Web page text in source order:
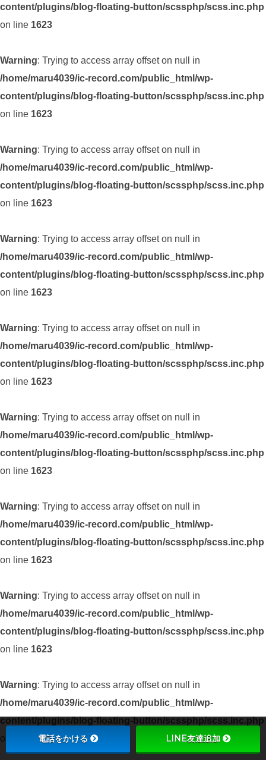
content/plugins/blog-floating-button/scssphp/scss.inc.php
on line 1623
Warning: Trying to access array offset on null in
/home/maru4039/ic-record.com/public_html/wp-
content/plugins/blog-floating-button/scssphp/scss.inc.php
on line 1623
Warning: Trying to access array offset on null in
/home/maru4039/ic-record.com/public_html/wp-
content/plugins/blog-floating-button/scssphp/scss.inc.php
on line 1623
Warning: Trying to access array offset on null in
/home/maru4039/ic-record.com/public_html/wp-
content/plugins/blog-floating-button/scssphp/scss.inc.php
on line 1623
Warning: Trying to access array offset on null in
/home/maru4039/ic-record.com/public_html/wp-
content/plugins/blog-floating-button/scssphp/scss.inc.php
on line 1623
Warning: Trying to access array offset on null in
/home/maru4039/ic-record.com/public_html/wp-
content/plugins/blog-floating-button/scssphp/scss.inc.php
on line 1623
Warning: Trying to access array offset on null in
/home/maru4039/ic-record.com/public_html/wp-
content/plugins/blog-floating-button/scssphp/scss.inc.php
on line 1623
Warning: Trying to access array offset on null in
/home/maru4039/ic-record.com/public_html/wp-
content/plugins/blog-floating-button/scssphp/scss.inc.php
on line 1623
Warning: Trying to access array offset on null in
/home/maru4039/ic-record.com/public_html/wp-
content/plugins/blog-floating-button/scssphp/scss.inc.php
on line
1623
電話をかける LINE友達追加